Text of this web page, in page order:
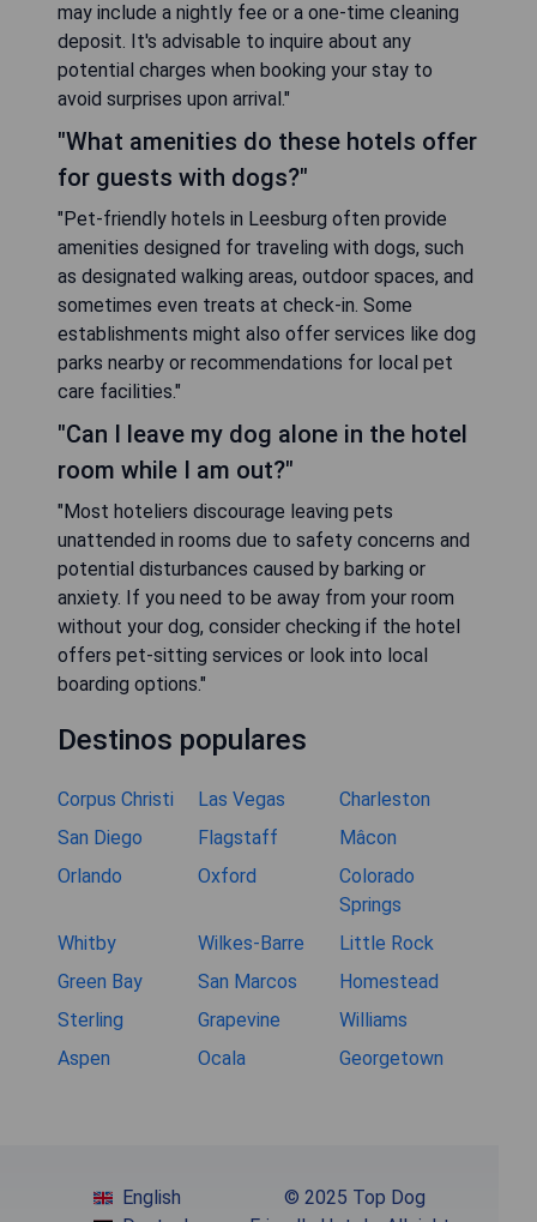
may include a nightly fee or a one-time cleaning
deposit. It's advisable to inquire about any
potential charges when booking your stay to
avoid surprises upon arrival."
"What amenities do these hotels offer
for guests with dogs?"
"Pet-friendly hotels in Leesburg often provide
amenities designed for traveling with dogs, such
as designated walking areas, outdoor spaces, and
sometimes even treats at check-in. Some
establishments might also offer services like dog
parks nearby or recommendations for local pet
care facilities."
"Can I leave my dog alone in the hotel
room while I am out?"
"Most hoteliers discourage leaving pets
unattended in rooms due to safety concerns and
potential disturbances caused by barking or
anxiety. If you need to be away from your room
without your dog, consider checking if the hotel
offers pet-sitting services or look into local
boarding options."
Destinos populares
Corpus Christi Las Vegas
Charleston
San Diego
Flagstaff
Mâcon
Orlando
Oxford
Colorado
Springs
Whitby
Wilkes-Barre
Little Rock
Green Bay
San Marcos
Homestead
Sterling
Grapevine
Williams
Aspen
Ocala Georgetown
English
© 2025 Top Dog